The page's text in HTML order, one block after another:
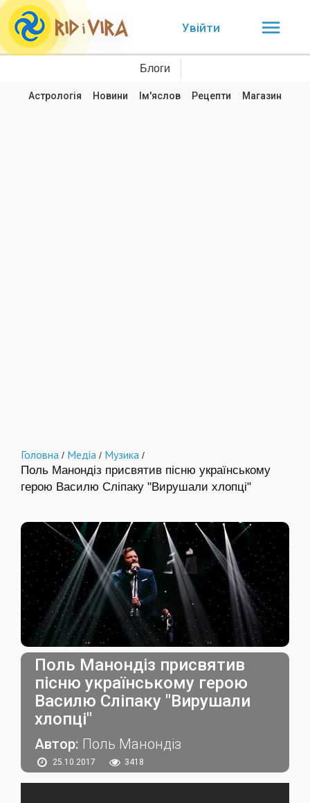
Увійти
Блоги
Астрологія Новини Ім'яслов Рецепти Магазин
Головна / Медіа / Музика /
Поль Манондіз присвятив пісню українському
герою Василю Сліпаку "Вирушали хлопці"
Поль Манондіз присвятив
пісню українському герою
Василю Сліпаку "Вирушали
хлопці"
Автор: Поль Манондіз
25.10.2017 3418